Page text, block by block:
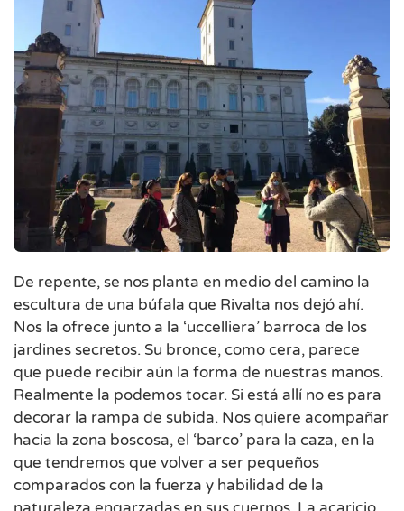
De repente, se nos planta en medio del camino la
escultura de una búfala que Rivalta nos dejó ahí.
Nos la ofrece junto a la ‘uccelliera’ barroca de los
jardines secretos. Su bronce, como cera, parece
que puede recibir aún la forma de nuestras manos.
Realmente la podemos tocar. Si está allí no es para
decorar la rampa de subida. Nos quiere acompañar
hacia la zona boscosa, el ‘barco’ para la caza, en la
que tendremos que volver a ser pequeños
comparados con la fuerza y habilidad de la